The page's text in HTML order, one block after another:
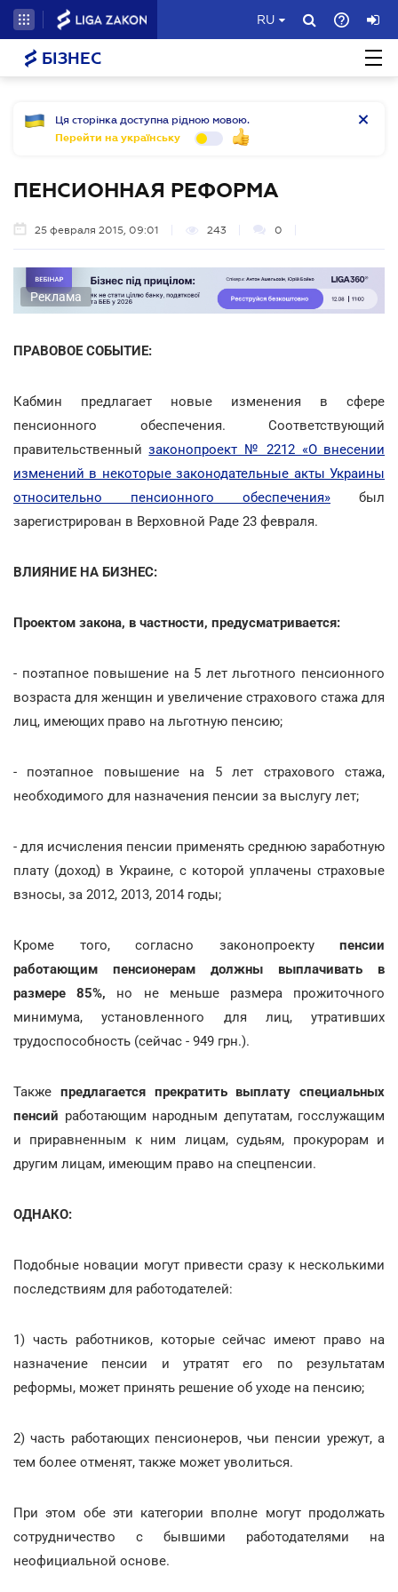
RU
БІЗНЕС
Ця сторінка доступна рідною мовою.
Перейти на українську
ПЕНСИОННАЯ РЕФОРМА
25 февраля 2015, 09:01 243 0
Реклама
ПРАВОВОЕ СОБЫТИЕ:
Кабмин предлагает новые изменения в сфере
пенсионного обеспечения. Соответствующий
правительственныйзаконопроект № 2212 «О внесении
изменений в некоторые законодательные акты Украины
относительно пенсионного обеспечения» был
зарегистрирован в Верховной Раде 23 февраля.
ВЛИЯНИЕ НА БИЗНЕС:
Проектом закона, в частности, предусматривается:
- поэтапное повышение на 5 лет льготного пенсионного
возраста для женщин и увеличение страхового стажа для
лиц, имеющих право на льготную пенсию;
- поэтапное повышение на 5 лет страхового стажа,
необходимого для назначения пенсии за выслугу лет;
- для исчисления пенсии применять среднюю заработную
плату (доход) в Украине, с которой уплачены страховые
взносы, за 2012, 2013, 2014 годы;
Кроме того, согласно законопроекту пенсии
работающим пенсионерам должны выплачивать в
размере 85%, но не меньше размера прожиточного
минимума, установленного для лиц, утративших
трудоспособность (сейчас - 949 грн.).
Также предлагается прекратить выплату специальных
пенсий работающим народным депутатам, госслужащим
и приравненным к ним лицам, судьям, прокурорам и
другим лицам, имеющим право на спецпенсии.
ОДНАКО:
Подобные новации могут привести сразу к несколькими
последствиям для работодателей:
1) часть работников, которые сейчас имеют право на
назначение пенсии и утратят его по результатам
реформы, может принять решение об уходе на пенсию;
2) часть работающих пенсионеров, чьи пенсии урежут, а
тем более отменят, также может уволиться.
При этом обе эти категории вполне могут продолжать
сотрудничество с бывшими работодателями на
неофициальной основе.